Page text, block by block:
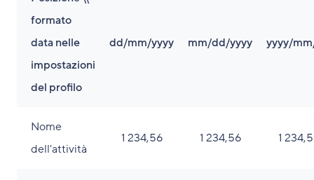
formato
data nelle
impostazioni
del profilo
dd/mm/yyyy mm/dd/yyyy yyyy/
Nome
dell'attività
1 234,56 1 234,56 1